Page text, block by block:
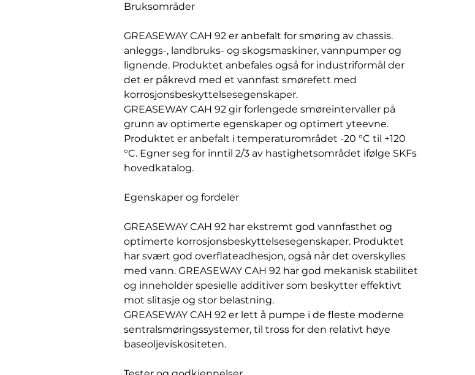
Bruksområder
GREASEWAY CAH 92 er anbefalt for smøring av chassis.
anleggs-, landbruks- og skogsmaskiner, vannpumper og
lignende. Produktet anbefales også for industriformål der
det er påkrevd med et vannfast smørefett med
korrosjonsbeskyttelsesegenskaper.
GREASEWAY CAH 92 gir forlengede smøreintervaller på
grunn av optimerte egenskaper og optimert yteevne.
Produktet er anbefalt i temperaturområdet -20 °C til +120
°C. Egner seg for inntil 2/3 av hastighetsområdet ifølge SKFs
hovedkatalog.
Egenskaper og fordeler
GREASEWAY CAH 92 har ekstremt god vannfasthet og
optimerte korrosjonsbeskyttelsesegenskaper. Produktet
har svært god overflateadhesjon, også når det overskylles
med vann. GREASEWAY CAH 92 har god mekanisk stabilitet
og inneholder spesielle additiver som beskytter effektivt
mot slitasje og stor belastning.
GREASEWAY CAH 92 er lett å pumpe i de fleste moderne
sentralsmøringssystemer, til tross for den relativt høye
baseoljeviskositeten.